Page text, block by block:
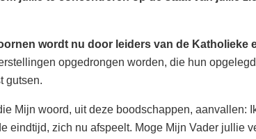
wordt nu door leiders van de Katholieke
opgedrongen worden, die hun
gutsen.
Mijn woord, uit deze boodschappen, aanvallen:
eindtijd, zich nu afspeelt. Moge Mijn Vader jullie